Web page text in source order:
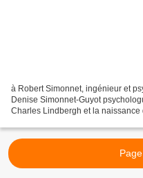
à Robert Simonnet, ingénieur et
Denise Simonnet-Guyot
Charles Lindbergh et la naissance